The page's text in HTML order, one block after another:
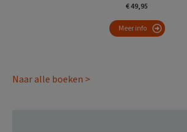
€ 49,95
Meer info
Naar alle boeken >